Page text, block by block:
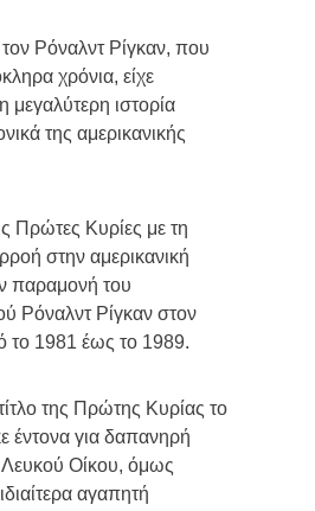
Ρόναλντ Ρίγκαν, που
χρόνια, είχε
μεγαλύτερη ιστορία
της αμερικανικής
Πρώτες Κυρίες με τη
στην αμερικανική
παραμονή του
Ρόναλντ Ρίγκαν στον
το 1981 έως το 1989.
της Πρώτης Κυρίας το
έντονα για δαπανηρή
Λευκού Οίκου, όμως
αγαπητή